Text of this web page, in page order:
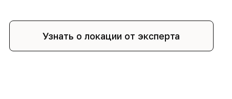
Узнать о локации от эксперта